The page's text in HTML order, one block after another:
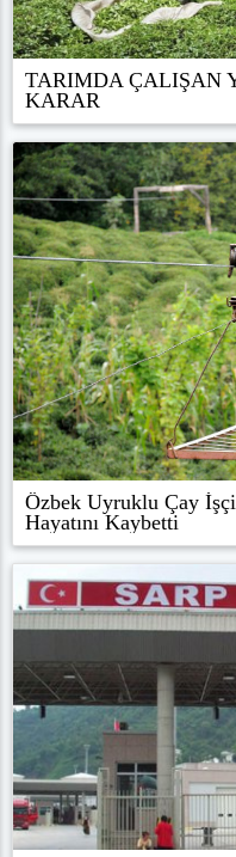
TARIMDA ÇALIŞAN
KARAR
Özbek Uyruklu Çay
Hayatını Kaybetti